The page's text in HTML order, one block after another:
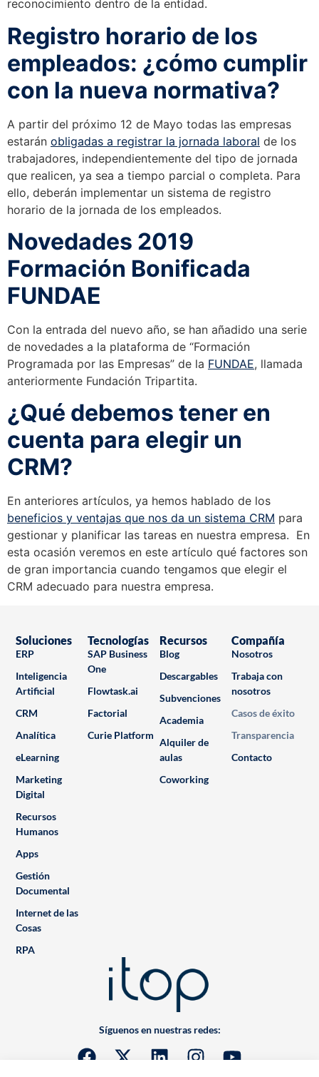
reconocimiento dentro de la entidad.
Registro horario de los
empleados: ¿cómo cumplir
con la nueva normativa?
A partir del próximo 12 de Mayo todas las empresas
estarán obligadas a registrar la jornada laboral de los
trabajadores, independientemente del tipo de jornada
que realicen, ya sea a tiempo parcial o completa. Para
ello, deberán implementar un sistema de registro
horario de la jornada de los empleados.
Novedades 2019
Formación Bonificada
FUNDAE
Con la entrada del nuevo año, se han añadido una serie
de novedades a la plataforma de “Formación
Programada por las Empresas” de la FUNDAE, llamada
anteriormente Fundación Tripartita.
¿Qué debemos tener en
cuenta para elegir un
CRM?
En anteriores artículos, ya hemos hablado de los
beneficios y ventajas que nos da un sistema CRM para
gestionar y planificar las tareas en nuestra empresa. En
esta ocasión veremos en este artículo qué factores son
de gran importancia cuando tengamos que elegir el
CRM adecuado para nuestra empresa.
Síguenos en nuestras redes:
Soluciones
ERP
Inteligencia
Artificial
CRM
Analítica
eLearning
Marketing
Digital
Recursos
Humanos
Apps
Gestión
Documental
Internet de las
Cosas
RPA
Tecnologías
SAP Business
One
Flowtask.ai
Factorial
Curie Platform
Recursos
Blog
Descargables
Subvenciones
Academia
Alquiler de
aulas
Coworking
Compañía
Nosotros
Trabaja con
nosotros
Casos de éxito
Transparencia
Contacto